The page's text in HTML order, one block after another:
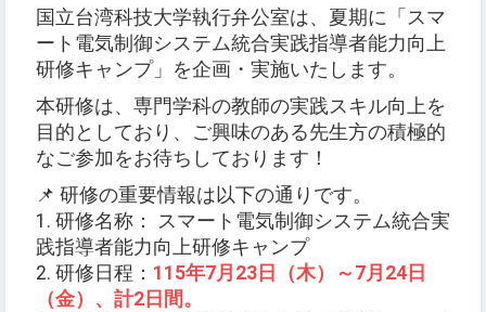
国立台湾科技大学執行弁公室は、夏期に「スマ
ート電気制御システム統合実践指導者能力向上
研修キャンプ」を企画・実施いたします。
本研修は、専門学科の教師の実践スキル向上を
目的としており、ご興味のある先生方の積極的
なご参加をお待ちしております！
📌 研修の重要情報は以下の通りです。
1. 研修名称： スマート電気制御システム統合実
践指導者能力向上研修キャンプ
2. 研修日程： 115年7月23日（木）～7月24日
（金）、計2日間。